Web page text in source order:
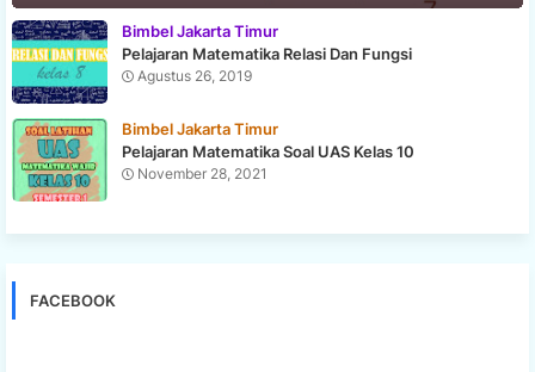
Bimbel Jakarta Timur
Pelajaran Matematika Relasi Dan Fungsi
Agustus 26, 2019
Bimbel Jakarta Timur
Pelajaran Matematika Soal UAS Kelas 10
November 28, 2021
FACEBOOK